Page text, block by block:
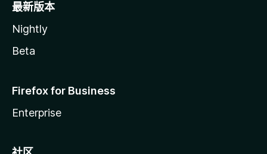
最新版本
Nightly
Beta
Firefox for Business
Enterprise